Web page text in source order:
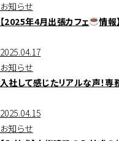
お知らせ
【2025年4月出張カフェ
情報
2025.04.17
お知らせ
入社して感じたリアルな声！
2025.04.15
お知らせ